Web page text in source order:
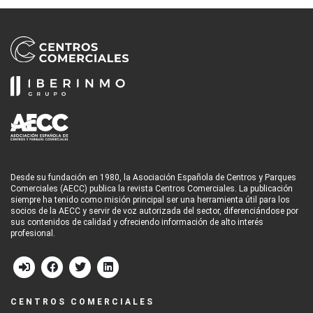
Desde su fundación en 1980, la Asociación Española de Centros y Parques
Comerciales (AECC) publica la revista Centros Comerciales. La publicación
siempre ha tenido como misión principal ser una herramienta útil para los
socios de la AECC y servir de voz autorizada del sector, diferenciándose por
sus contenidos de calidad y ofreciendo información de alto interés
profesional.
CENTROS COMERCIALES